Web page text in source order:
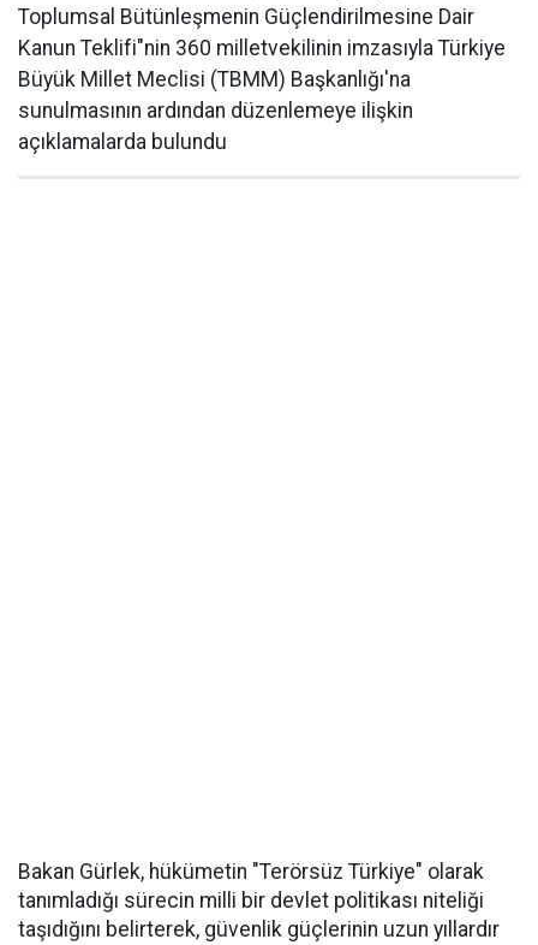
Toplumsal Bütünleşmenin Güçlendirilmesine Dair
Kanun Teklifi"nin 360 milletvekilinin imzasıyla Türkiye
Büyük Millet Meclisi (TBMM) Başkanlığı'na
sunulmasının ardından düzenlemeye ilişkin
açıklamalarda bulundu
Bakan Gürlek, hükümetin "Terörsüz Türkiye" olarak
tanımladığı sürecin milli bir devlet politikası niteliği
taşıdığını belirterek, güvenlik güçlerinin uzun yıllardır